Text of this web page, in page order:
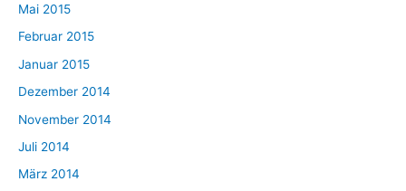
Mai 2015
Februar 2015
Januar 2015
Dezember 2014
November 2014
Juli 2014
März 2014